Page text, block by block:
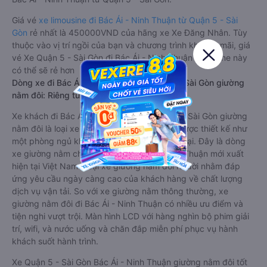
Giá vé xe limousine đi Bác Ái - Ninh Thuận từ Quận 5 - Sài
Gòn rẻ nhất là 450000VND của hãng xe Xe Đăng Nhân. Tùy
thuộc vào vị trí ngồi của bạn và chương trình khuyến mãi, giá
vé Xe Quận 5 - Sài Gòn đi Bác Ái - Ninh Thuận limousine này
có thể sẽ rẻ hơn
Dòng xe đi Bác Ái - Ninh Thuận từ Quận 5 - Sài Gòn giường
nằm đôi: Riêng tư, đầy đủ tiện nghi
Xe khách đi Bác Ái - Ninh Thuận từ Quận 5 - Sài Gòn giường
nằm đôi là loại xe đặc biệt. Với mỗi giường được thiết kế như
một phòng ngủ khách sạn sang trọng, hiện đại. Đây là dòng
xe giường nằm cho cặp đôi đi Bác Ái - Ninh Thuận mới xuất
hiện tại Việt Nam. Loại xe giường nằm đôi ra đời nhằm đáp
ứng yêu cầu ngày càng cao của khách hàng về chất lượng
dịch vụ vận tải. So với xe giường nằm thông thường, xe
giường nằm đôi đi Bác Ái - Ninh Thuận có nhiều ưu điểm và
tiện nghi vượt trội. Màn hình LCD với hàng nghìn bộ phim giải
trí, wifi, và nước uống và chăn đắp miễn phí phục vụ hành
khách suốt hành trình.
Xe Quận 5 - Sài Gòn Bác Ái - Ninh Thuận giường nằm đôi tốt